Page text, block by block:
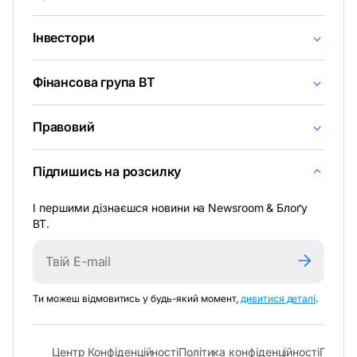
Інвестори
Фінансова група BT
Правовий
Підпишись на розсилку
І першими дізнаєшся новини на Newsroom & Блоґу
BT.
Ти можеш відмовитись у будь-який момент,дивитися деталі-
в
вкладці
.
Центр Конфіденційності- відкривається в новій вкладці
Політика конфіденційності-